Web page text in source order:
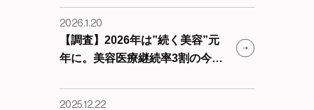
2026.1.20
【調査】2026年は”続く美容”元
年に。美容医療継続率3割の今、
2025.12.22